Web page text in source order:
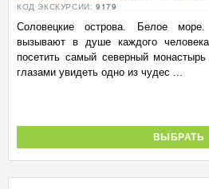
КОД ЭКСКУРСИИ: 9179
Соловецкие острова. Белое
вызывают в душе каждого
посетить самый северный
глазами увидеть одно из чудес ...
ВЫБРАТЬ